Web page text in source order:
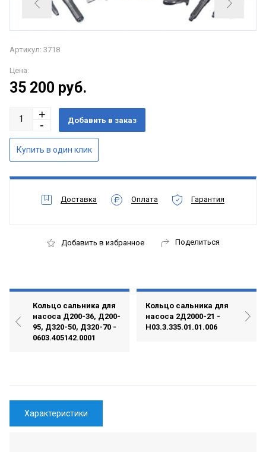
Артикул: 3718
Цена:
35 200 руб.
Доставка Оплата Гарантия
Добавить в избранное Поделиться
Кольцо сальника для
насоса Д200-36, Д200-
95, Д320-50, Д320-70 -
0603.405142.0001
Кольцо сальника для
насоса 2Д2000-21 -
Н03.3.335.01.01.006
Характеристики